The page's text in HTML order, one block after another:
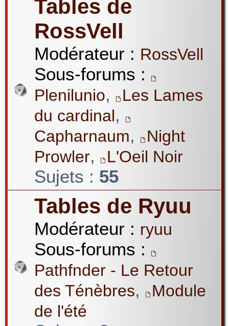
Tables de
RossVell
Modérateur : RossVell
Sous-forums :
Plenilunio,
Les Lames
du cardinal,
Capharnaum,
Night
Prowler, L'Oeil Noir
Sujets : 55
Tables de Ryuu
Modérateur : ryuu
Sous-forums :
Pathfnder - Le Retour
des Ténèbres,
Module
de l'été